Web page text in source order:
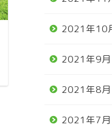
競馬王 POG 2023-
2021年10
2021年9月
2021年8月
2021年7月